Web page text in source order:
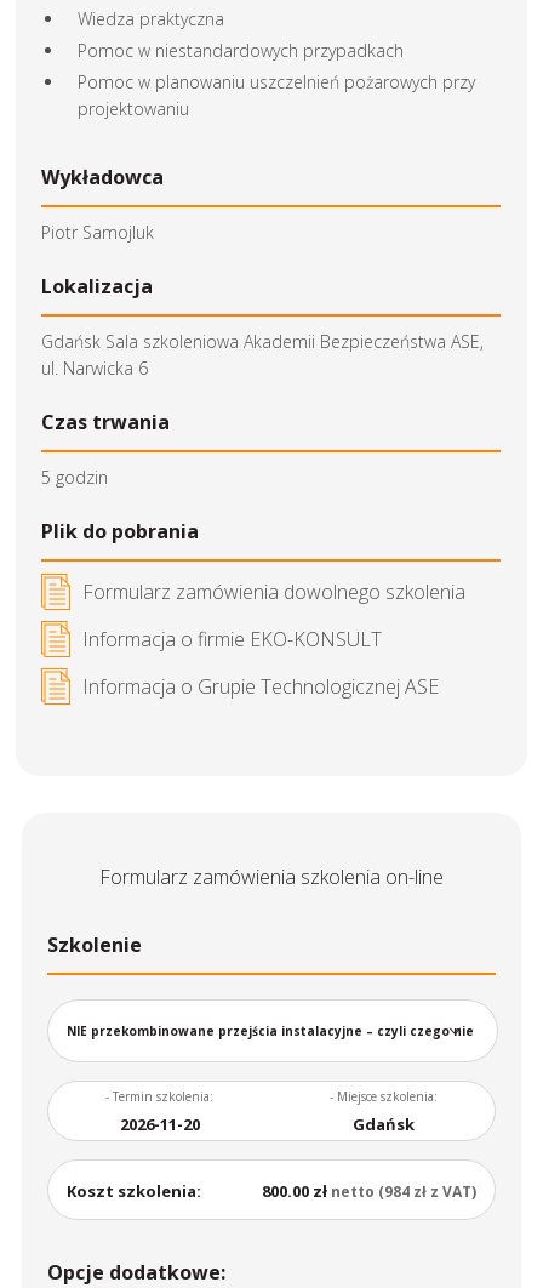
Wiedza praktyczna
Pomoc w niestandardowych przypadkach
Pomoc w planowaniu uszczelnień pożarowych przy
projektowaniu
Wykładowca
Piotr Samojluk
Lokalizacja
Gdańsk Sala szkoleniowa Akademii Bezpieczeństwa ASE,
ul. Narwicka 6
Czas trwania
5 godzin
Plik do pobrania
Formularz zamówienia dowolnego szkolenia
Informacja o firmie EKO-KONSULT
Informacja o Grupie Technologicznej ASE
Formularz zamówienia szkolenia on-line
Szkolenie
NIE przekombinowane przejścia instalacyjne – czyli czego nie
znajdziesz w Europejskiej Ocenie Technicznej
- Termin szkolenia:
2026-11-20
- Miejsce szkolenia:
Gdańsk
Koszt szkolenia: 800.00 zł netto (984 zł z VAT)
Opcje dodatkowe: